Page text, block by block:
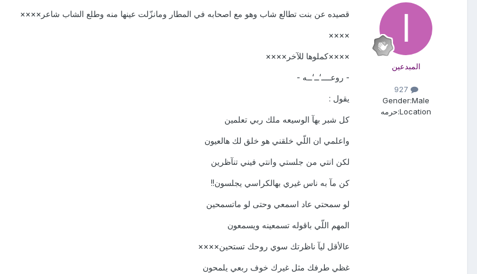
المبدعين
Gender:Male
Location: حرمه
‏​قصيده عن بنت تطالع شاب وهو مع اصحابه في المطار ومانزّلت عينها منه وطلع الشاب شاعر××××
××××
××××كملوها للآخر××××
- روعــــ‘ــ‘ــه -
يقول :
كل شبر بهآ الوسيعه ملك ربي تعلمين
واعلمي ان اللّي خلقني هو خلق لك هالعيون
لكن انتي من جلستي وانتي فيني تنآظرين
كن مآ به ناس غيري بهالكراسي يجلسون!!
لو سمحتي عاد اسمعي وحتى لو ماتسمحين
المهم اللّي باقوله تسمعينه ويسمعون
عالأقل ليآ ناظرتك سوي روحك تستحين××××
غظي طرفك مثل غيرك خوف ربعي يلمحون